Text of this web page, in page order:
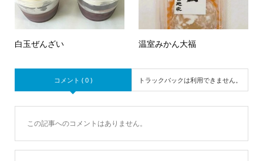
白玉ぜんざい 温室みかん大福
コメント ( 0 ) トラックバックは利用できません。
この記事へのコメントはありません。